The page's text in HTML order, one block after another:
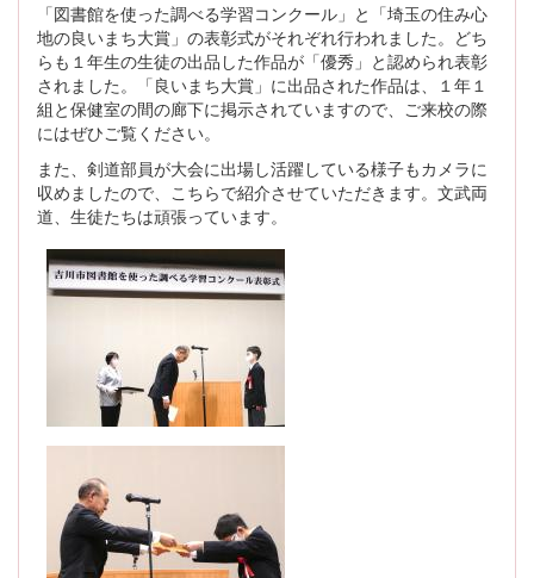
「図書館を使った調べる学習コンクール」と「埼玉の住み心
地の良いまち大賞」の表彰式がそれぞれ行われました。どち
らも１年生の生徒の出品した作品が「優秀」と認められ表彰
されました。「良いまち大賞」に出品された作品は、１年１
組と保健室の間の廊下に掲示されていますので、ご来校の際
にはぜひご覧ください。
また、剣道部員が大会に出場し活躍している様子もカメラに
収めましたので、こちらで紹介させていただきます。文武両
道、生徒たちは頑張っています。